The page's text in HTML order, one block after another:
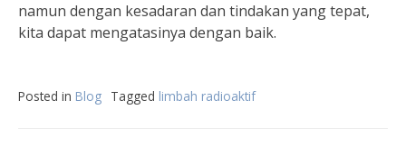
namun dengan kesadaran dan tindakan yang tepat,
kita dapat mengatasinya dengan baik.
Posted in Blog Tagged limbah radioaktif